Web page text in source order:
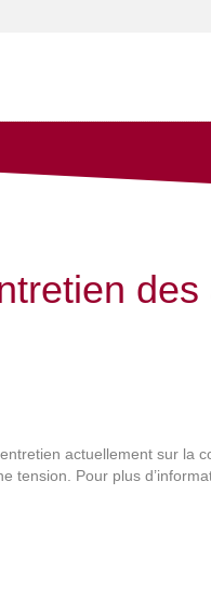
actuellement sur la
tension. Pour plus